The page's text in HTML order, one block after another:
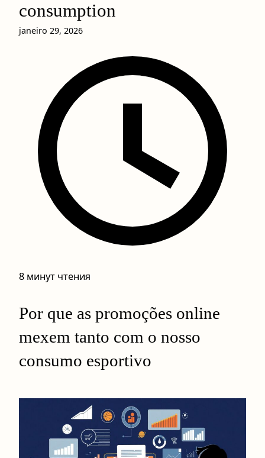
consumption
janeiro 29, 2026
8 минут чтения
Por que as promoções online
mexem tanto com o nosso
consumo esportivo